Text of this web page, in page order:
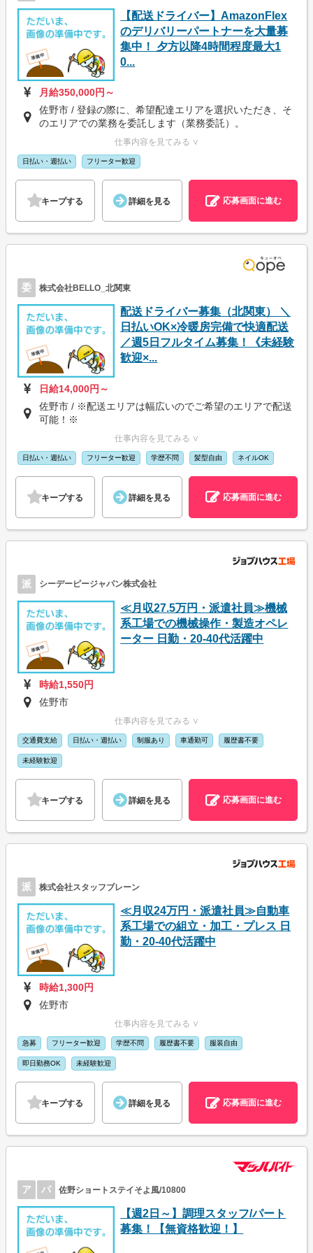
【配送ドライバー】AmazonFlex
のデリバリーパートナーを大量募
集中！ 夕方以降4時間程度最大1
0...
月給350,000円～
佐野市 / 登録の際に、希望配達エリアを選択いただき、そ
のエリアでの業務を委託します（業務委託）。
仕事内容を見てみる ∨
日払い・週払い フリーター歓迎
キープする 詳細を見る 応募画面に進む
委 株式会社BELLO_北関東
配送ドライバー募集（北関東） ＼
日払いOK×冷暖房完備で快適配送
／週5日フルタイム募集！《未経験
歓迎×...
日給14,000円～
佐野市 / ※配送エリアは幅広いのでご希望のエリアで配送
可能！※
仕事内容を見てみる ∨
日払い・週払い フリーター歓迎 学歴不問 髪型自由 ネイルOK
キープする 詳細を見る 応募画面に進む
派 シーデーピージャパン株式会社
≪月収27.5万円・派遣社員≫機械
系工場での機械操作・製造オペレ
ーター 日勤・20-40代活躍中
時給1,550円
佐野市
仕事内容を見てみる ∨
交通費支給 日払い・週払い 制服あり 車通勤可 履歴書不要
未経験歓迎
キープする 詳細を見る 応募画面に進む
派 株式会社スタッフブレーン
≪月収24万円・派遣社員≫自動車
系工場での組立・加工・プレス 日
勤・20-40代活躍中
時給1,300円
佐野市
仕事内容を見てみる ∨
急募 フリーター歓迎 学歴不問 履歴書不要 服装自由
即日勤務OK 未経験歓迎
キープする 詳細を見る 応募画面に進む
ア パ 佐野ショートステイそよ風/10800
【週2日～】調理スタッフ/パート
募集！【無資格歓迎！】